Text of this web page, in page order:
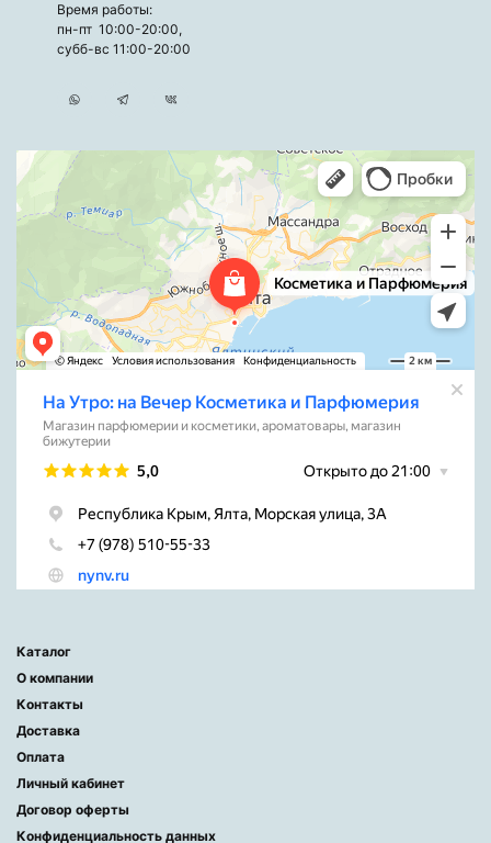
Время работы:
пн-пт 10:00-20:00,
субб-вс 11:00-20:00
Каталог
О компании
Контакты
Доставка
Оплата
Личный кабинет
Договор оферты
Конфиденциальность данных